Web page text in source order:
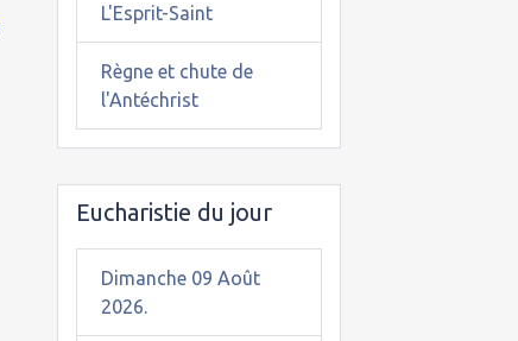
L'Esprit-Saint
Règne et chute de
l'Antéchrist
Eucharistie du jour
Dimanche 09 Août
2026.